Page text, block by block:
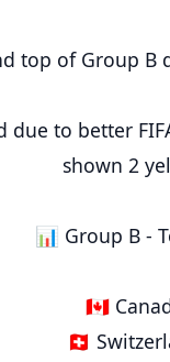
top of Group B
due to better
shown 2
📊 Group B -
🇨🇦
🇨🇭